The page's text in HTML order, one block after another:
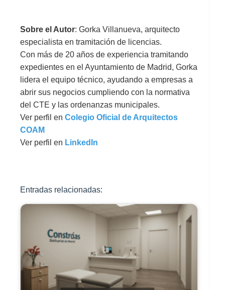
Sobre el Autor: Gorka Villanueva, arquitecto
especialista en tramitación de licencias.
Con más de 20 años de experiencia tramitando
expedientes en el Ayuntamiento de Madrid, Gorka
lidera el equipo técnico, ayudando a empresas a
abrir sus negocios cumpliendo con la normativa
del CTE y las ordenanzas municipales.
Ver perfil en Colegio Oficial de Arquitectos
COAM
Ver perfil en LinkedIn
Entradas relacionadas: